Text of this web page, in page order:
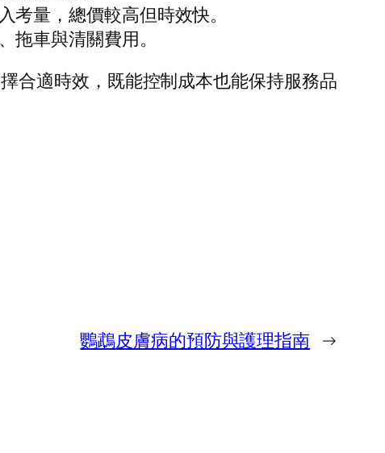
量，總價較高但時效快。
車與清關費用。
合適時效，既能控制成本也能保持服務品
鸚鵡皮膚病的預防與護理指南 →